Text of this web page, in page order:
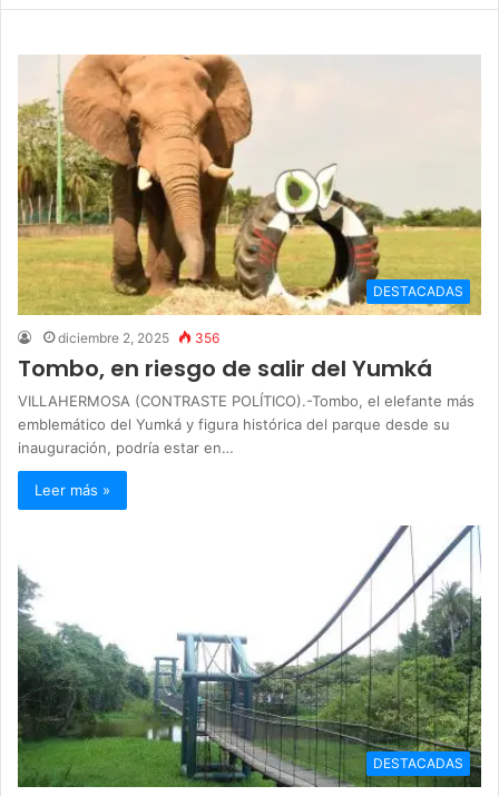
DESTACADAS
diciembre 2, 2025 356
Tombo, en riesgo de salir del Yumká
VILLAHERMOSA (CONTRASTE POLÍTICO).-Tombo, el elefante más
emblemático del Yumká y figura histórica del parque desde su
inauguración, podría estar en…
Leer más »
DESTACADAS